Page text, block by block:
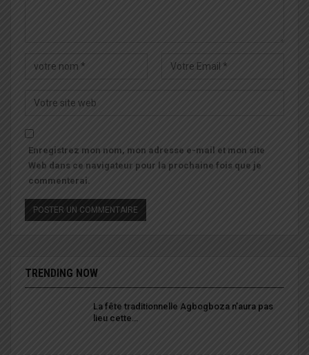
Enregistrez mon nom, mon adresse e-mail et mon site
Web dans ce navigateur pour la prochaine fois que je
commenterai.
TRENDING NOW
La fête traditionnelle Agbogboza n’aura pas
lieu cette…